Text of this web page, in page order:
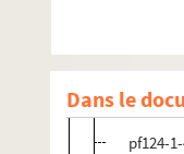
Dans le
pf124-
pf124-
pf124-